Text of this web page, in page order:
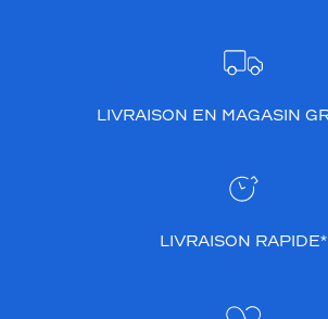
LIVRAISON EN MAGASIN
LIVRAISON RAPIDE*